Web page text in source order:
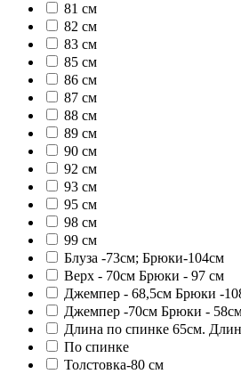
81 см
82 см
83 см
85 см
86 см
87 см
88 см
89 см
90 см
92 см
93 см
95 см
98 см
99 см
Блуза -73см; Брюки-104см
Верх - 70см Брюки - 97 см
Джемпер - 68,5см Брюки -
Джемпер -70см Брюки -
Длина по спинке 65см.
По спинке
Толстовка-80 см